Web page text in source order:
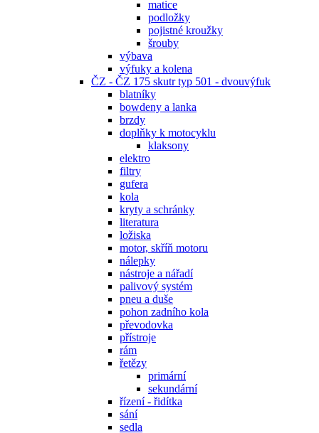
matice
podložky
pojistné kroužky
šrouby
výbava
výfuky a kolena
ČZ - ČZ 175 skutr typ 501 - dvouvýfuk
blatníky
bowdeny a lanka
brzdy
doplňky k motocyklu
klaksony
elektro
filtry
gufera
kola
kryty a schránky
literatura
ložiska
motor, skříň motoru
nálepky
nástroje a nářadí
palivový systém
pneu a duše
pohon zadního kola
převodovka
přístroje
rám
řetězy
primární
sekundární
řízení - řidítka
sání
sedla